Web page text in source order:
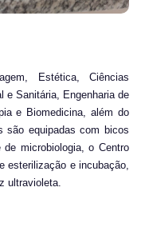
Estética, Ciências
e Sanitária, Engenharia de
e Biomedicina, além do
são equipadas com bicos
microbiologia, o Centro
esterilização e incubação,
ultravioleta.